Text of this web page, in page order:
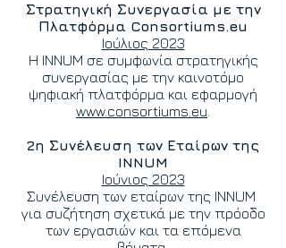
Στρατηγική Συνεργασία με την
Πλατφόρμα Consortiums.eu
Ιούλιος 2023
Η INNUM σε συμφωνία στρατηγικής
συνεργασίας με την καινοτόμο
ψηφιακή πλατφόρμα και εφαρμογή
www.consortiums.eu
2η Συνέλευση των Εταίρων της
INNUM
Ιούνιος 2023
Συνέλευση των εταίρων της INNUM
για συζήτηση σχετικά με την πρόοδο
των εργασιών και τα επόμενα